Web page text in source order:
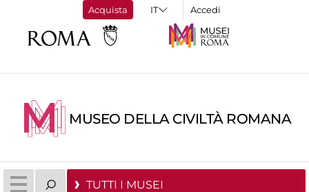
Acquista Accedi
MUSEO DELLA CIVILTÀ ROMANA
TUTTI I MUSEI